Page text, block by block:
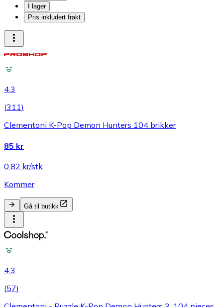
I lager
Pris inkludert frakt
4.3
(311)
Clementoni K-Pop Demon Hunters 104 brikker
85 kr
0,82 kr/stk
Kommer
Gå til butikk
4.3
(57)